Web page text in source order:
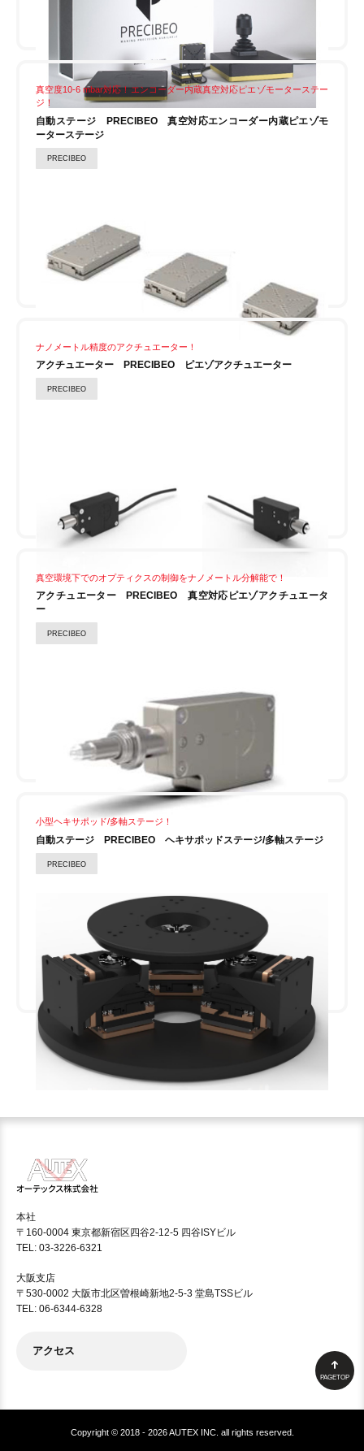
真空度10-6 mbar対応！エンコーダー内蔵真空対応ピエゾモーターステー
ジ！
自動ステージ PRECIBEO 真空対応エンコーダー内蔵ピエゾモ
ーターステージ
PRECIBEO
ナノメートル精度のアクチュエーター！
アクチュエーター PRECIBEO ピエゾアクチュエーター
PRECIBEO
真空環境下でのオプティクスの制御をナノメートル分解能で！
アクチュエーター PRECIBEO 真空対応ピエゾアクチュエータ
ー
PRECIBEO
小型ヘキサポッド/多軸ステージ！
自動ステージ PRECIBEO ヘキサポッドステージ/多軸ステージ
PRECIBEO
本社
〒160-0004 東京都新宿区四谷2-12-5 四谷ISYビル
TEL: 03-3226-6321
大阪支店
〒530-0002 大阪市北区曽根崎新地2-5-3 堂島TSSビル
TEL: 06-6344-6328
アクセス
Copyright © 2018 - 2026 AUTEX INC. all rights reserved.
PAGETOP